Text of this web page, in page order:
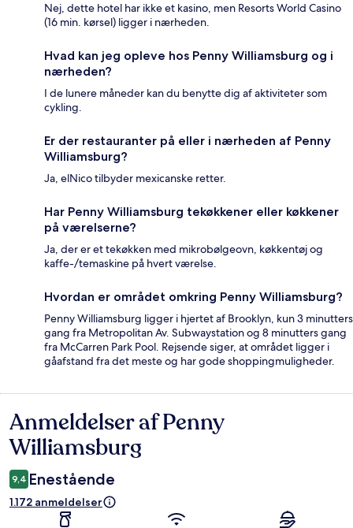
Nej, dette hotel har ikke et kasino, men Resorts World Casino
(16 min. kørsel) ligger i nærheden.
Hvad kan jeg opleve hos Penny Williamsburg og i
nærheden?
I de lunere måneder kan du benytte dig af aktiviteter som
cykling.
Er der restauranter på eller i nærheden af Penny
Williamsburg?
Ja, elNico tilbyder mexicanske retter.
Har Penny Williamsburg tekøkkener eller køkkener
på værelserne?
Ja, der er et tekøkken med mikrobølgeovn, køkkentøj og
kaffe-/temaskine på hvert værelse.
Hvordan er området omkring Penny Williamsburg?
Penny Williamsburg ligger i hjertet af Brooklyn, kun 3 minutters
gang fra Metropolitan Av. Subwaystation og 8 minutters gang
fra McCarren Park Pool. Rejsende siger, at området ligger i
gåafstand fra det meste og har gode shoppingmuligheder.
Anmeldelser
Anmeldelser af Penny
Williamsburg
9,4 Enestående
1.172 anmeldelser